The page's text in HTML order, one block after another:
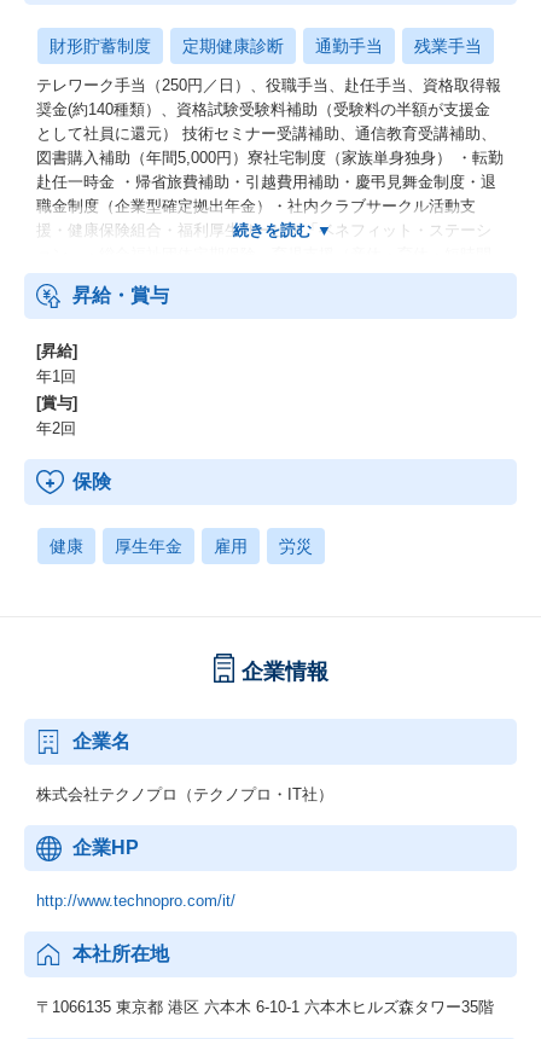
財形貯蓄制度 定期健康診断 通勤手当 残業手当
テレワーク手当（250円／日）、役職手当、赴任手当、資格取得報
奨金(約140種類）、資格試験受験料補助（受験料の半額が支援金
として社員に還元） 技術セミナー受講補助、通信教育受講補助、
図書購入補助（年間5,000円）寮社宅制度（家族単身独身） ・転勤
赴任一時金 ・帰省旅費補助・引越費用補助・慶弔見舞金制度・退
職金制度（企業型確定拠出年金）・社内クラブサークル活動支
援・健康保険組合・福利厚生サービス「ベネフィット・ステーシ
勤務制度）
昇給・賞与
[昇給]
年1回
[賞与]
年2回
保険
健康 厚生年金 雇用 労災
企業情報
企業名
株式会社テクノプロ（テクノプロ・IT社）
企業HP
http://www.technopro.com/it/
本社所在地
〒1066135 東京都 港区 六本木 6-10-1 六本木ヒルズ森タワー35階